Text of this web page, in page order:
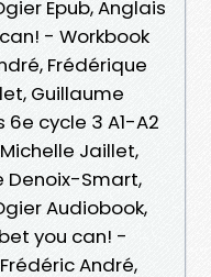
Epub, Anglais
- Workbook
Frédérique
Guillaume
6e cycle 3 A1-A2
Jaillet,
Denoix-Smart,
Audiobook,
you can! -
André,